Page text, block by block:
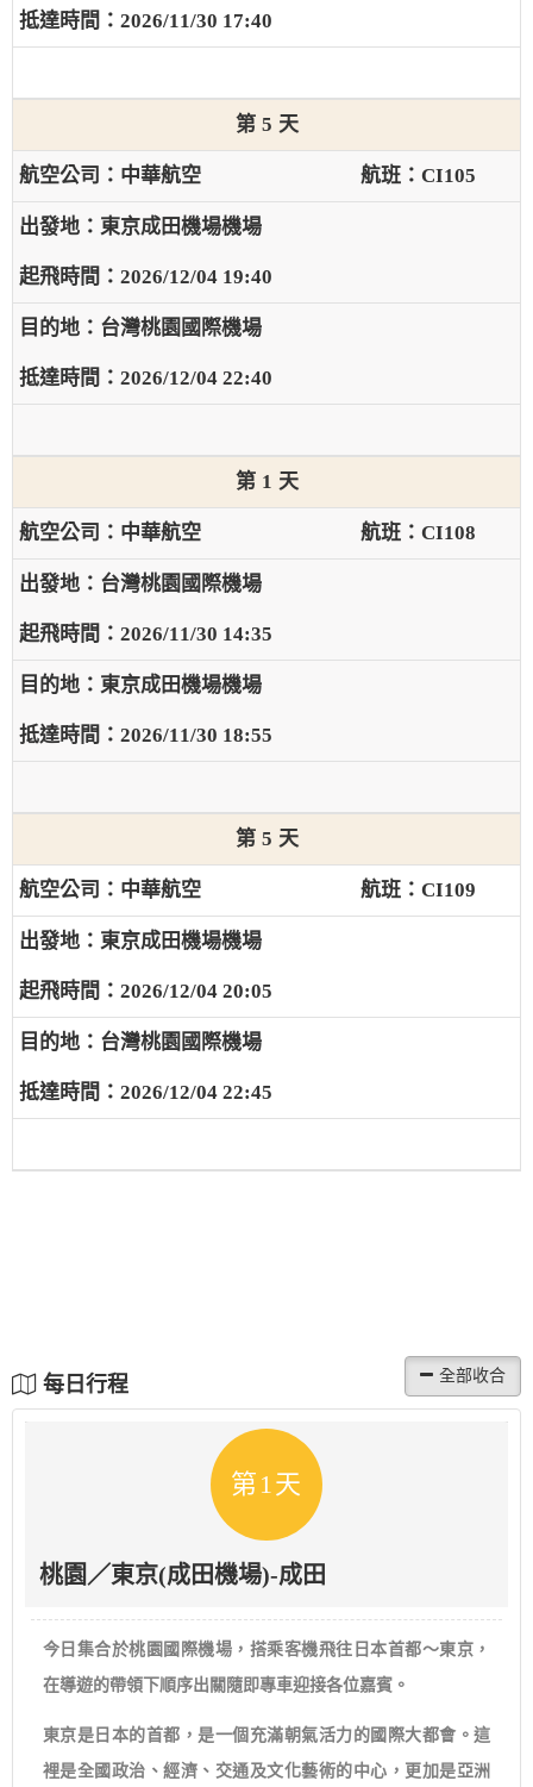
2026/11/30 17:40
5
中華航空 CI105
東京成田機場機場
2026/12/04 19:40
台灣桃園國際機場
2026/12/04 22:40
1
中華航空 CI108
台灣桃園國際機場
2026/11/30 14:35
東京成田機場機場
2026/11/30 18:55
5
中華航空 CI109
東京成田機場機場
2026/12/04 20:05
台灣桃園國際機場
2026/12/04 22:45
每日行程
第1天
桃園／東京(成田機場)-成田
今日集合於桃園國際機場，搭乘客機飛往日本首都～東京，
在導遊的帶領下順序出關隨即專車迎接各位嘉賓。
東京是日本的首都，是一個充滿朝氣活力的國際大都會。這
裡是全國政治、經濟、交通及文化藝術的中心，更加是亞洲